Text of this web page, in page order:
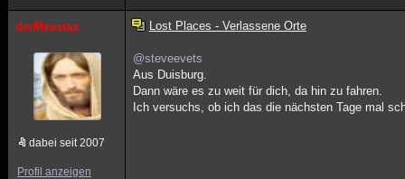
derMessias
dabei seit 2007
Profil anzeigen
Lost Places - Verlassene Orte
@steveevets
Aus Duisburg.
Dann wäre es zu weit für dich, da hin zu fahren.
Ich versuchs, ob ich das die nächsten Tage mal